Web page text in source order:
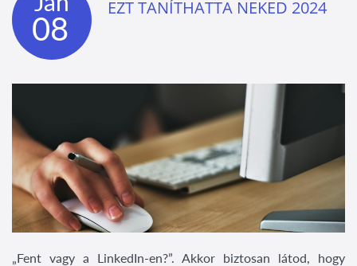
08
EZT TANÍTHATTA NEKED 2024
„Fent vagy a LinkedIn-en?”. Akkor biztosan látod, hogy